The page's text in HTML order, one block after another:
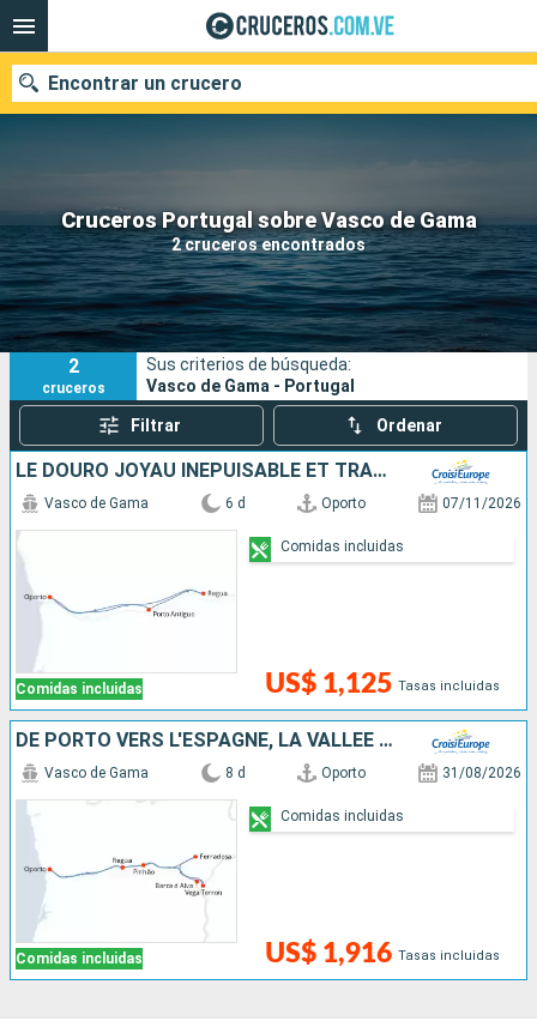
Cruceros Portugal sobre Vasco de Gama
2 cruceros encontrados
Encontrar un crucero
Nuestros destinos
Fecha de salida
Puertos Compañías
Buscar
2
cruceros
Sus criterios de búsqueda:
Vasco de Gama - Portugal
Filtrar Ordenar
LE DOURO JOYAU INÉPUISABLE ET TRADITIONS ANCESTRALES (FORMULE PORT-PORT)
Comidas incluidas
Vasco de Gama 6 d Oporto 07/11/2026
US$ 1,125 Tasas incluidas
Comidas incluidas
DE PORTO VERS L'ESPAGNE, LA VALLÉE DU DOURO (PORTUGAL) ET SALAMANQUE (ESPAGNE)
Comidas incluidas
Vasco de Gama 8 d Oporto 31/08/2026
US$ 1,916 Tasas incluidas
Comidas incluidas